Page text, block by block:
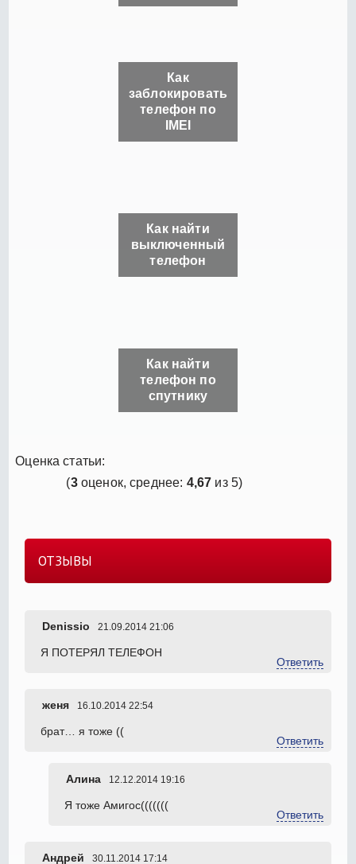
Как
заблокировать
телефон по
IMEI
Как найти
выключенный
телефон
Как найти
телефон по
спутнику
Оценка статьи:
(3оценок, среднее: 4,67 из 5)
ОТЗЫВЫ
Denissio 21.09.2014 21:06
Я ПОТЕРЯЛ ТЕЛЕФОН
Ответить
женя 16.10.2014 22:54
брат… я тоже ((
Ответить
Алина 12.12.2014 19:16
Я тоже Амигос(((((((
Ответить
Андрей 30.11.2014 17:14